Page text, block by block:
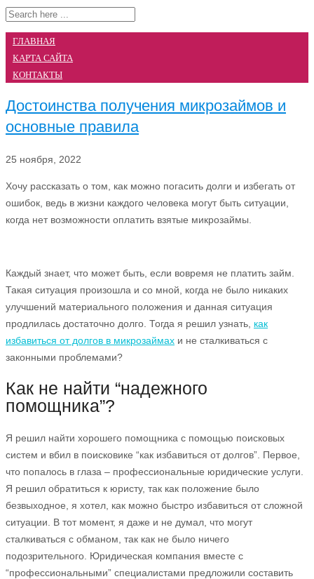
ГЛАВНАЯ
КАРТА САЙТА
КОНТАКТЫ
Достоинства получения микрозаймов и
основные правила
25 ноября, 2022
Хочу рассказать о том, как можно погасить долги и избегать от
ошибок, ведь в жизни каждого человека могут быть ситуации,
когда нет возможности оплатить взятые микрозаймы.
Каждый знает, что может быть, если вовремя не платить займ.
Такая ситуация произошла и со мной, когда не было никаких
улучшений материального положения и данная ситуация
продлилась достаточно долго. Тогда я решил узнать, как
избавиться от долгов в микрозаймах и не сталкиваться с
законными проблемами?
Как не найти “надежного
помощника”?
Я решил найти хорошего помощника с помощью поисковых
систем и вбил в поисковике “как избавиться от долгов”. Первое,
что попалось в глаза – профессиональные юридические услуги.
Я решил обратиться к юристу, так как положение было
безвыходное, я хотел, как можно быстро избавиться от сложной
ситуации. В тот момент, я даже и не думал, что могут
сталкиваться с обманом, так как не было ничего
подозрительного. Юридическая компания вместе с
“профессиональными” специалистами предложили составить